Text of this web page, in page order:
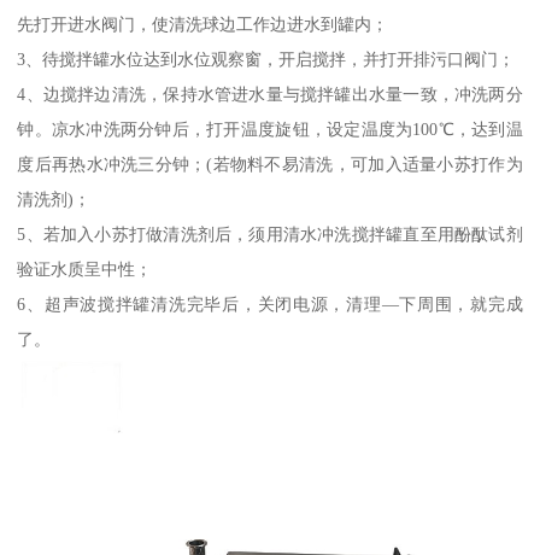
先打开进水阀门，使清洗球边工作边进水到罐内；
3、待搅拌罐水位达到水位观察窗，开启搅拌，并打开排污口阀门；
4、边搅拌边清洗，保持水管进水量与搅拌罐出水量一致，冲洗两分
钟。凉水冲洗两分钟后，打开温度旋钮，设定温度为100℃，达到温
度后再热水冲洗三分钟；(若物料不易清洗，可加入适量小苏打作为
清洗剂)；
5、若加入小苏打做清洗剂后，须用清水冲洗搅拌罐直至用酚酞试剂
验证水质呈中性；
6、超声波搅拌罐清洗完毕后，关闭电源，清理—下周围，就完成
了。